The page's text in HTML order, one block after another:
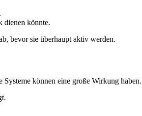
dienen könnte.
bevor sie überhaupt aktiv werden.
können eine große Wirkung haben.